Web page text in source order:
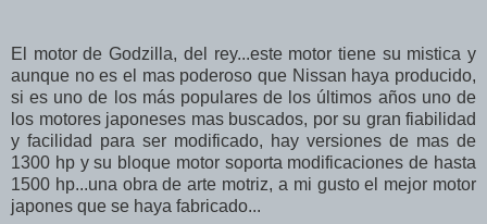
El motor de Godzilla, del rey...este motor tiene su mistica y
aunque no es el mas poderoso que Nissan haya producido,
si es uno de los más populares de los últimos años uno de
los motores japoneses mas buscados, por su gran fiabilidad
y facilidad para ser modificado, hay versiones de mas de
1300 hp y su bloque motor soporta modificaciones de hasta
1500 hp...una obra de arte motriz, a mi gusto el mejor motor
japones que se haya fabricado...